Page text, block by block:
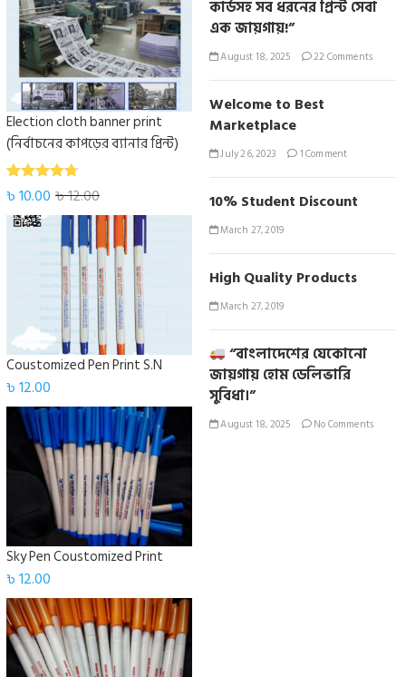
Election cloth banner print
(নির্বাচনের কাপড়ের ব্যানার প্রিন্ট)
Rated
4.67out
of 5
৳12.00
৳10.00
Coustomized Pen Print S.N
৳12.00
Sky Pen Coustomized Print
৳12.00
কার্ডসহ সব ধরনের প্রিন্ট সেবা
এক জায়গায়!”
August 18, 2025 22 Comments
Welcome to Best
Marketplace
July 26, 2023 1 Comment
10% Student Discount
March 27, 2019
High Quality Products
March 27, 2019
“বাংলাদেশের যেকোনো
জায়গায় হোম ডেলিভারি
সুবিধা।”
August 18, 2025 No Comments